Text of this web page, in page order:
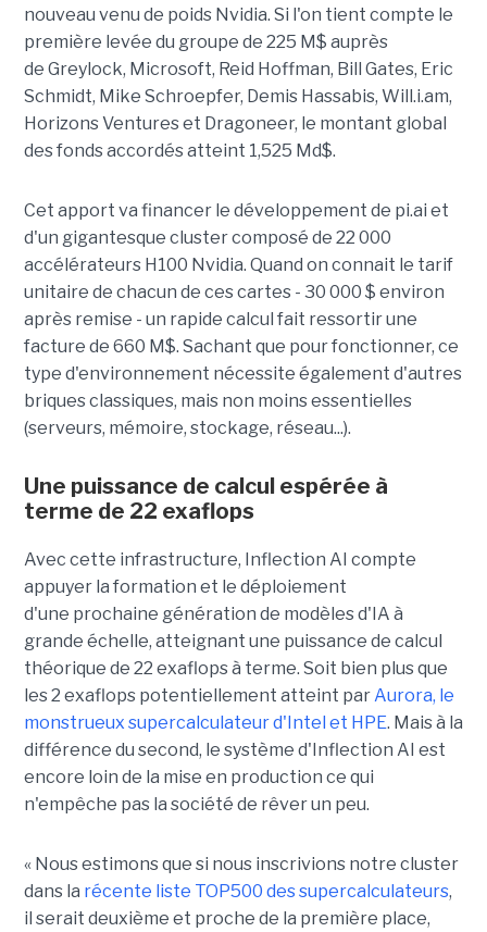
nouveau venu de poids Nvidia. Si l'on tient compte le
première levée du groupe de 225 M$ auprès
de Greylock, Microsoft, Reid Hoffman, Bill Gates, Eric
Schmidt, Mike Schroepfer, Demis Hassabis, Will.i.am,
Horizons Ventures et Dragoneer, le montant global
des fonds accordés atteint 1,525 Md$.
Cet apport va financer le développement de pi.ai et
d'un gigantesque cluster composé de 22 000
accélérateurs H100 Nvidia. Quand on connait le tarif
unitaire de chacun de ces cartes - 30 000 $ environ
après remise - un rapide calcul fait ressortir une
facture de 660 M$. Sachant que pour fonctionner, ce
type d'environnement nécessite également d'autres
briques classiques, mais non moins essentielles
(serveurs, mémoire, stockage, réseau...).
Une puissance de calcul espérée à
terme de 22 exaflops
Avec cette infrastructure, Inflection AI compte
appuyer la formation et le déploiement
d'une prochaine génération de modèles d'IA à
grande échelle, atteignant une puissance de calcul
théorique de 22 exaflops à terme. Soit bien plus que
les 2 exaflops potentiellement atteint parAurora, le
monstrueux supercalculateur d'Intel et HPE. Mais à la
différence du second, le système d'Inflection AI est
encore loin de la mise en production ce qui
n'empêche pas la société de rêver un peu.
« Nous estimons que si nous inscrivions notre cluster
dans la récente liste TOP500 des supercalculateurs,
il serait deuxième et proche de la première place,